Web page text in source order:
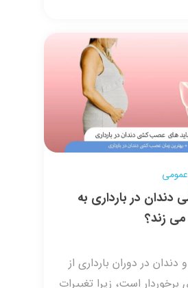
در بارداری به
زند؟
در دوران بارداری از
است، زیرا تغییرات